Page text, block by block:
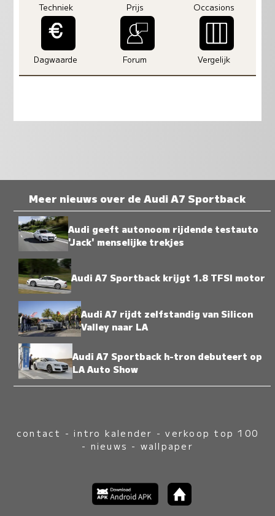
Techniek Prijs Occasions
Dagwaarde Forum Vergelijk
Meer nieuws over de Audi A7 Sportback
Audi geeft autonoom rijdende testauto
'Jack' menselijke trekjes
Audi A7 Sportback krijgt 1.8 TFSI motor
Audi A7 rijdt zelfstandig van Silicon
Valley naar LA
Audi A7 Sportback h-tron debuteert op
LA Auto Show
contact -intro kalender -verkoop top 100
- nieuws - wallpaper